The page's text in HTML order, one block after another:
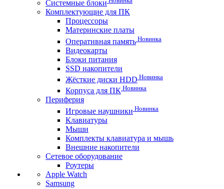
Системные блоки
Комплектующие для ПК
Процессоры
Материнские платы
Оперативная память Новинка
Видеокарты
Блоки питания
SSD накопители
Жёсткие диски HDD Новинка
Корпуса для ПК Новинка
Периферия
Игровые наушники Новинка
Клавиатуры
Мыши
Комплекты клавиатура и мышь
Внешние накопители
Сетевое оборудование
Роутеры
Apple Watch
Samsung